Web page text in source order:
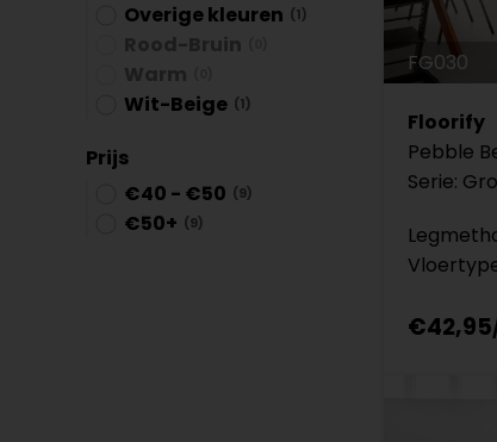
Overige kleuren (1)
Wit-Beige (1)
Prijs
€40 - €50 (9)
€50+ (9)
FG030
Floorify
Pebble
Serie:
€42,95